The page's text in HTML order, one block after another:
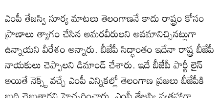
ఎంపీ తేజస్వి సూర్య మాటలు తెలంగాణనే కాదు రాష్ట్రం కోసం
ప్రాణాలు త్యాగం చేసిన అమరవీరులని అవమానిచ్చినట్లుగా
ఉన్నాయని వీరేశం అన్నారు. బీజేపీ సిద్ధాంతం ఇదేనా రాష్ట్ర బీజేపీ
నాయకులు చెప్పాలని డిమాండ్ చేశారు. ఇదే బీజేపీ పార్టీ లైన్
అయితే నెక్స్ట్ వచ్చే ఎంపీ ఎన్నికల్లో తెలంగాణ ప్రజలు బీజేపీకి